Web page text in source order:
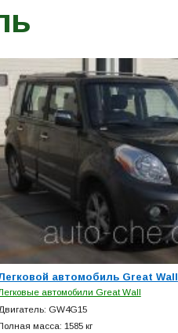
автомобиль Great Wall
автомобили Great Wall
Двигатель: GW4G15
масса: 1585 кг